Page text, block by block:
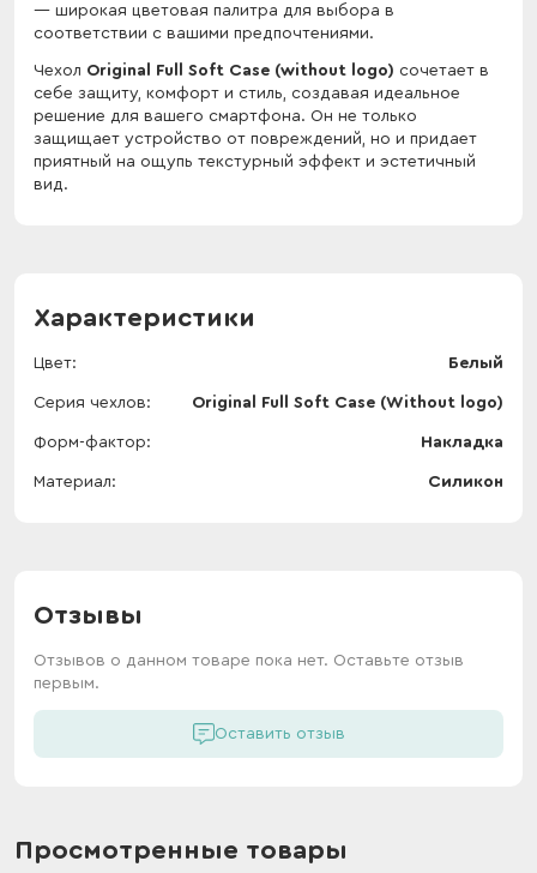
широкая цветовая палитра для выбора в
соответствии с вашими предпочтениями.
Чехол Original Full Soft Case (without logo) сочетает в
себе защиту, комфорт и стиль, создавая идеальное
решение для вашего смартфона. Он не только
защищает устройство от повреждений, но и придает
приятный на ощупь текстурный эффект и эстетичный
вид.
Характеристики
Цвет Белый
Серия чехлов Original Full Soft Case (Without logo)
Форм-фактор Накладка
Материал Силикон
Отзывы
Отзывов о данном товаре пока нет. Оставьте отзыв
первым.
Оставить отзыв
Просмотренные товары